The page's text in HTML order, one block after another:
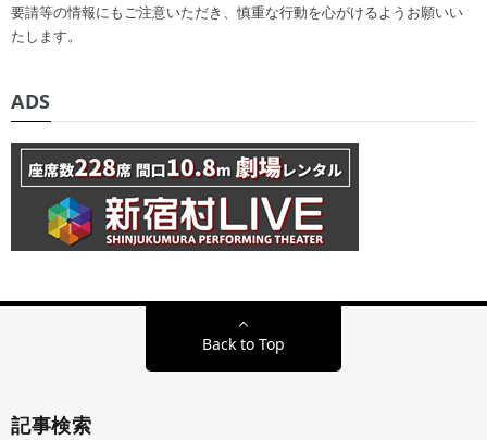
要請等の情報にもご注意いただき、慎重な行動を心がけるようお願いい
たします。
ADS
Back to Top
記事検索